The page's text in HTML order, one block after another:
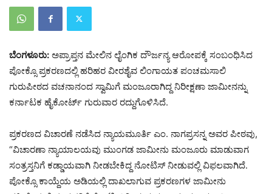
ಬೆಂಗಳೂರು: ಅಪ್ರಾಪ್ತನ ಮೇಲಿನ ಲೈಂಗಿಕ ದೌರ್ಜನ್ಯ ಆರೋಪಕ್ಕೆ ಸಂಬಂಧಿಸಿದ
ಪೋಕ್ಸೊ ಪ್ರಕರಣದಲ್ಲಿ ಹರಿಹರ ವೀರಶೈವ ಲಿಂಗಾಯತ ಪಂಚಮಸಾಲಿ
ಗುರುಪೀಠದ ವಚನಾನಂದ ಸ್ವಾಮಿಗೆ ಮಂಜೂರಾಗಿದ್ದ ನಿರೀಕ್ಷಣಾ ಜಾಮೀನನ್ನು
ಕರ್ನಾಟಕ ಹೈಕೋರ್ಟ್ ಗುರುವಾರ ರದ್ದುಗೊಳಿಸಿದೆ.
ಪ್ರಕರಣದ ವಿಚಾರಣೆ ನಡೆಸಿದ ನ್ಯಾಯಮೂರ್ತಿ ಎಂ. ನಾಗಪ್ರಸನ್ನ ಅವರ ಪೀಠವು,
“ವಿಚಾರಣಾ ನ್ಯಾಯಾಲಯವು ಮುಂಗಡ ಜಾಮೀನು ಮಂಜೂರು ಮಾಡುವಾಗ
ಸಂತ್ರಸ್ತನಿಗೆ ಕಡ್ಡಾಯವಾಗಿ ನೀಡಬೇಕಿದ್ದ ನೋಟಿಸ್ ನೀಡುವಲ್ಲಿ ವಿಫಲವಾಗಿದೆ.
ಪೋಕ್ಸೊ ಕಾಯ್ದೆಯ ಅಡಿಯಲ್ಲಿ ದಾಖಲಾಗುವ ಪ್ರಕರಣಗಳ ಜಾಮೀನು